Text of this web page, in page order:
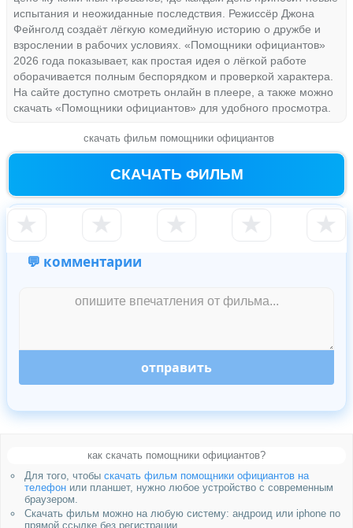
испытания и неожиданные последствия. Режиссёр Джона
Фейнголд создаёт лёгкую комедийную историю о дружбе и
взрослении в рабочих условиях. «Помощники официантов»
2026 года показывает, как простая идея о лёгкой работе
оборачивается полным беспорядком и проверкой характера.
На сайте доступно смотреть онлайн в плеере, а также можно
скачать «Помощники официантов» для удобного просмотра.
скачать фильм помощники официантов
СКАЧАТЬ ФИЛЬМ
★ ★ ★ ★ ★
💬 комментарии
отправить
как скачать помощники официантов?
Для того, чтобы скачать фильм помощники официантов на
телефонили планшет, нужно любое устройство с современным
браузером.
Скачать фильм можно на любую систему: андроид или iphone по
прямой ссылке без регистрации.